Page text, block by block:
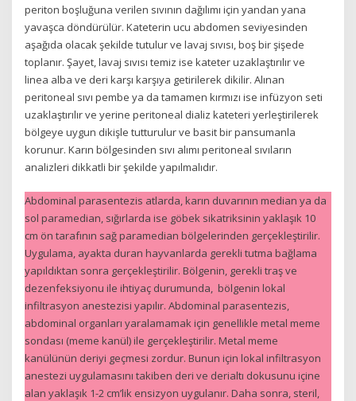
periton boşluğuna verilen sıvının dağılımı için yandan yana
yavaşca döndürülür. Kateterin ucu abdomen seviyesinden
aşağıda olacak şekilde tutulur ve lavaj sıvısı, boş bir şişede
toplanır. Şayet, lavaj sıvısı temiz ise kateter uzaklaştırılır ve
linea alba ve deri karşı karşıya getirilerek dikilir. Alınan
peritoneal sıvı pembe ya da tamamen kırmızı ise infüzyon seti
uzaklaştırılır ve yerine peritoneal dializ kateteri yerleştirilerek
bölgeye uygun dikişle tutturulur ve basit bir pansumanla
korunur. Karın bölgesinden sıvı alımı peritoneal sıvıların
analizleri dikkatli bir şekilde yapılmalıdır.
Abdominal parasentezis atlarda, karın duvarının median ya da
sol paramedian, sığırlarda ise göbek sikatriksinin yaklaşık 10
cm ön tarafının sağ paramedian bölgelerinden gerçekleştirilir.
Uygulama, ayakta duran hayvanlarda gerekli tutma bağlama
yapıldıktan sonra gerçekleştirilir. Bölgenin, gerekli traş ve
dezenfeksiyonu ile ihtiyaç durumunda, bölgenin lokal
infiltrasyon anestezisi yapılır. Abdominal parasentezis,
abdominal organları yaralamamak için genellikle metal meme
sondası (meme kanül) ile gerçekleştirilir. Metal meme
kanülünün deriyi geçmesi zordur. Bunun için lokal infiltrasyon
anestezi uygulamasını takiben deri ve derialtı dokusunu içine
alan yaklaşık 1-2 cm’lik ensizyon uygulanır. Daha sonra, steril,